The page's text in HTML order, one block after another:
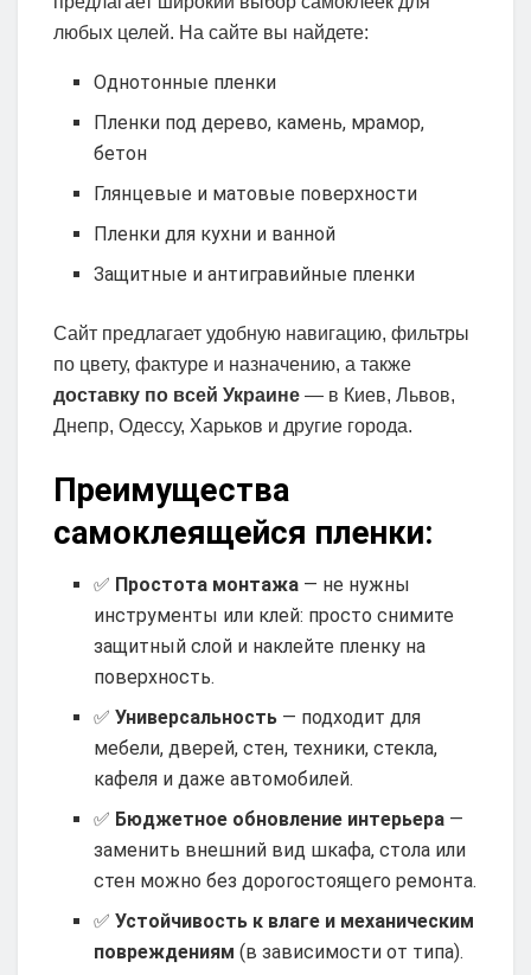
любых целей. На сайте вы найдете:
Однотонные пленки
Пленки под дерево, камень, мрамор,
бетон
Глянцевые и матовые поверхности
Пленки для кухни и ванной
Защитные и антигравийные пленки
Сайт предлагает удобную навигацию, фильтры
по цвету, фактуре и назначению, а также
доставку по всей Украине — в Киев, Львов,
Днепр, Одессу, Харьков и другие города.
Преимущества
самоклеящейся пленки:
✅ Простота монтажа — не нужны
инструменты или клей: просто снимите
защитный слой и наклейте пленку на
поверхность.
✅Универсальность — подходит для
мебели, дверей, стен, техники, стекла,
кафеля и даже автомобилей.
✅ Бюджетное обновление интерьера —
заменить внешний вид шкафа, стола или
стен можно без дорогостоящего ремонта.
✅Устойчивость к влаге и механическим
повреждениям (в зависимости от типа).